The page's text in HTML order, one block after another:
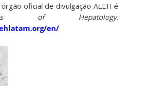
oficial de divulgação ALEH é
of Hepatology.
en/